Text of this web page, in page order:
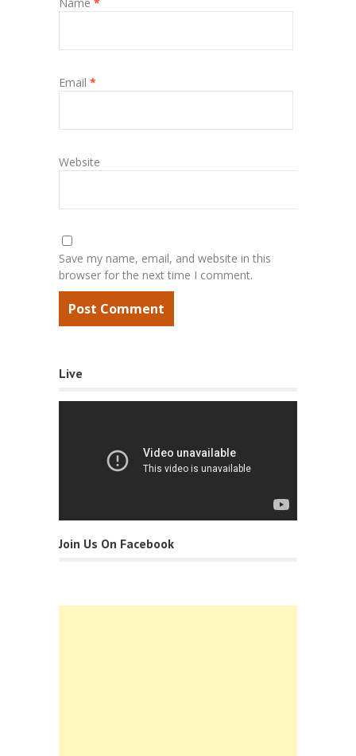
Email *
Website
Save my name, email, and website in this
browser for the next time I comment.
Live
Join Us On Facebook